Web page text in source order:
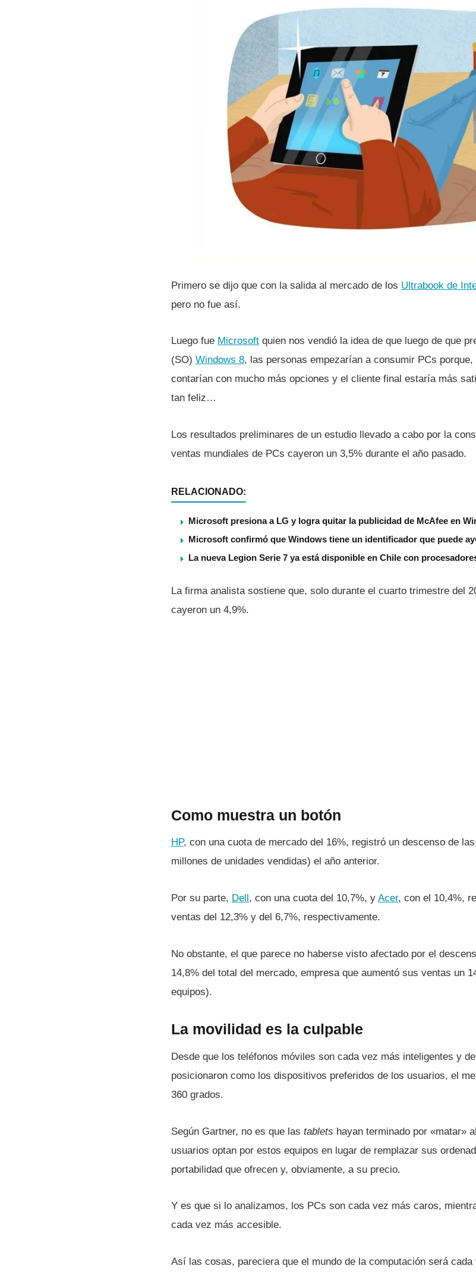
Primero se dijo que con la salida al mercado de los Ultrabook de
pero no fue así­.
Luego fue Microsoft quien nos vendió la idea de que luego de que
(SO) Windows 8, las personas empezarí­an a consumir PCs
contarí­an con mucho más opciones y el cliente final estarí­a más
tan feliz…
Los resultados preliminares de un estudio llevado a cabo por la
ventas mundiales de PCs cayeron un 3,5% durante el año pasado.
RELACIONADO:
Microsoft presiona a LG y logra quitar la publicidad de McAfee en
Microsoft confirmó que Windows tiene un identificador que puede
La nueva Legion Serie 7 ya está disponible en Chile con
La firma analista sostiene que, solo durante el cuarto trimestre del
cayeron un 4,9%.
Como muestra un botón
HP, con una cuota de mercado del 16%, registró un descenso de
millones de unidades vendidas) el año anterior.
Por su parte, Dell, con una cuota del 10,7%, y Acer, con el 10,4%,
ventas del 12,3% y del 6,7%, respectivamente.
No obstante, el que parece no haberse visto afectado por el
14,8% del total del mercado, empresa que aumentó sus ventas un
equipos).
La movilidad es la culpable
Desde que los teléfonos móviles son cada vez más inteligentes y
posicionaron como los dispositivos preferidos de los usuarios, el
360 grados.
Según Gartner, no es que las tablets hayan terminado por «matar»
usuarios optan por estos equipos en lugar de remplazar sus
portabilidad que ofrecen y, obviamente, a su precio.
Y es que si lo analizamos, los PCs son cada vez más caros,
cada vez más accesible.
Así­ las cosas, pareciera que el mundo de la computación será